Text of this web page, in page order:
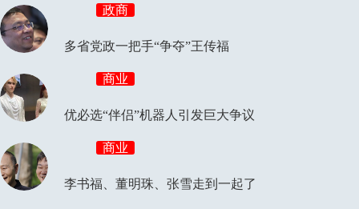
政商
多省党政一把手“争夺”王传福
商业
优必选“伴侣”机器人引发巨大争议
商业
李书福、董明珠、张雪走到一起了